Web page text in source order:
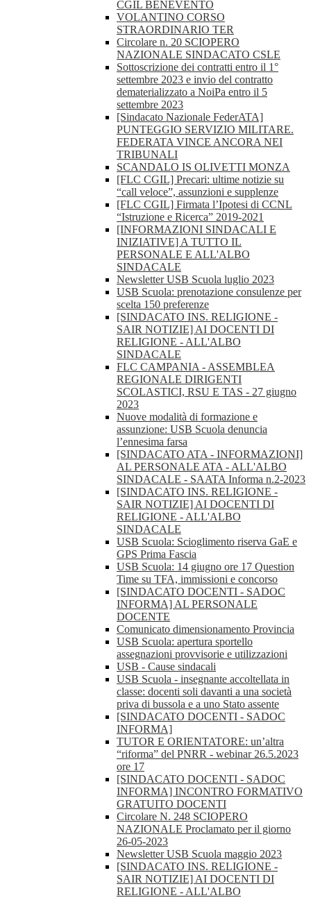
CGIL BENEVENTO
VOLANTINO CORSO
STRAORDINARIO TER
Circolare n. 20 SCIOPERO
NAZIONALE SINDACATO CSLE
Sottoscrizione dei contratti entro il 1°
settembre 2023 e invio del contratto
dematerializzato a NoiPa entro il 5
settembre 2023
[Sindacato Nazionale FederATA]
PUNTEGGIO SERVIZIO MILITARE.
FEDERATA VINCE ANCORA NEI
TRIBUNALI
SCANDALO IS OLIVETTI MONZA
[FLC CGIL] Precari: ultime notizie su
“call veloce”, assunzioni e supplenze
[FLC CGIL] Firmata l’Ipotesi di CCNL
“Istruzione e Ricerca” 2019-2021
[INFORMAZIONI SINDACALI E
INIZIATIVE] A TUTTO IL
PERSONALE E ALL'ALBO
SINDACALE
Newsletter USB Scuola luglio 2023
USB Scuola: prenotazione consulenze per
scelta 150 preferenze
[SINDACATO INS. RELIGIONE -
SAIR NOTIZIE] AI DOCENTI DI
RELIGIONE - ALL'ALBO
SINDACALE
FLC CAMPANIA - ASSEMBLEA
REGIONALE DIRIGENTI
SCOLASTICI, RSU E TAS - 27 giugno
2023
Nuove modalità di formazione e
assunzione: USB Scuola denuncia
l’ennesima farsa
[SINDACATO ATA - INFORMAZIONI]
AL PERSONALE ATA - ALL'ALBO
SINDACALE - SAATA Informa n.2-2023
[SINDACATO INS. RELIGIONE -
SAIR NOTIZIE] AI DOCENTI DI
RELIGIONE - ALL'ALBO
SINDACALE
USB Scuola: Scioglimento riserva GaE e
GPS Prima Fascia
USB Scuola: 14 giugno ore 17 Question
Time su TFA, immissioni e concorso
[SINDACATO DOCENTI - SADOC
INFORMA] AL PERSONALE
DOCENTE
Comunicato dimensionamento Provincia
USB Scuola: apertura sportello
assegnazioni provvisorie e utilizzazioni
USB - Cause sindacali
USB Scuola - insegnante accoltellata in
classe: docenti soli davanti a una società
priva di bussola e a uno Stato assente
[SINDACATO DOCENTI - SADOC
INFORMA]
TUTOR E ORIENTATORE: un’altra
“riforma” del PNRR - webinar 26.5.2023
ore 17
[SINDACATO DOCENTI - SADOC
INFORMA] INCONTRO FORMATIVO
GRATUITO DOCENTI
Circolare N. 248 SCIOPERO
NAZIONALE Proclamato per il giorno
26-05-2023
Newsletter USB Scuola maggio 2023
[SINDACATO INS. RELIGIONE -
SAIR NOTIZIE] AI DOCENTI DI
RELIGIONE - ALL'ALBO